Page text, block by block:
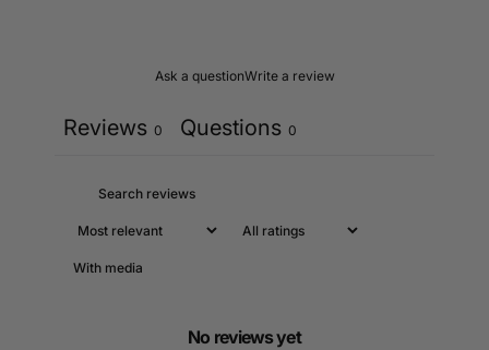
Ask a questionWrite a review
Reviews 0 Questions 0
With media
No reviews yet